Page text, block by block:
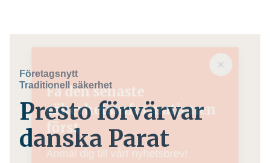
Företagsnytt
Traditionell säkerhet
Presto förvärvar
danska Parat
Få den senaste
säkerhetsinformationen
först
Anmäl dig till vårt nyhetsbrev!